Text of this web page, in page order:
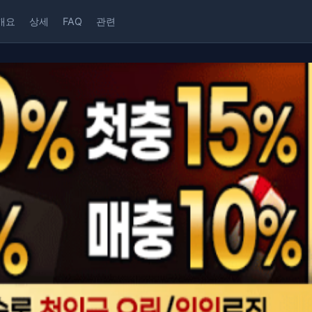
요 상세 FAQ 관련